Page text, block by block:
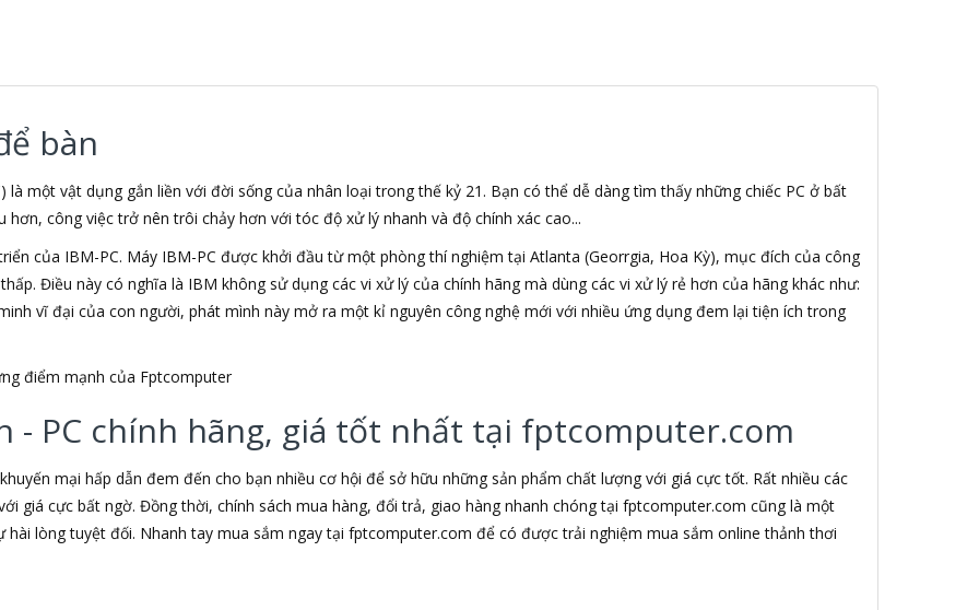
bàn
là một vật dụng gắn liền với đời sống của nhân loại trong thế kỷ 21. Bạn có thể dễ dàng tìm thấy những chiếc PC ở bất
công việc trở nên trôi chảy hơn với tóc độ xử lý nhanh và độ chính xác cao...
của IBM-PC. Máy IBM-PC được khởi đầu từ một phòng thí nghiệm tại Atlanta (Georrgia, Hoa Kỳ), mục đích của công
Điều này có nghĩa là IBM không sử dụng các vi xử lý của chính hãng mà dùng các vi xử lý rẻ hơn của hãng khác như:
vĩ đại của con người, phát mình này mở ra một kỉ nguyên công nghệ mới với nhiều ứng dụng đem lại tiện ích trong
điểm mạnh của Fptcomputer
- PC chính hãng, giá tốt nhất tại fptcomputer.com
mại hấp dẫn đem đến cho bạn nhiều cơ hội để sở hữu những sản phẩm chất lượng với giá cực tốt. Rất nhiều các
giá cực bất ngờ. Đồng thời, chính sách mua hàng, đổi trả, giao hàng nhanh chóng tại fptcomputer.com cũng là một
hài lòng tuyệt đối. Nhanh tay mua sắm ngay tại fptcomputer.com để có được trải nghiệm mua sắm online thảnh thơi